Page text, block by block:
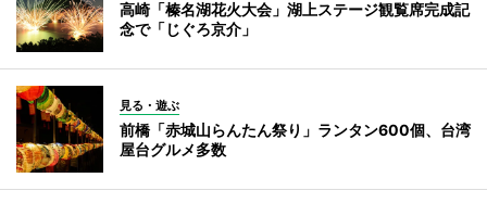
高崎「榛名湖花火大会」湖上ステージ観覧席完成記
念で「じぐろ京介」
見る・遊ぶ
前橋「赤城山らんたん祭り」ランタン600個、台湾
屋台グルメ多数